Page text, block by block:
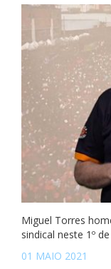
Miguel Torres
sindical neste 1º
01 MAIO 2021